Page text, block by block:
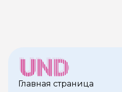
Главная страница